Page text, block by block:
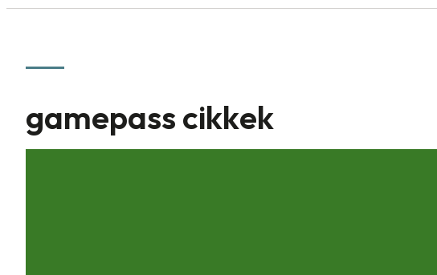
gamepass cikkek